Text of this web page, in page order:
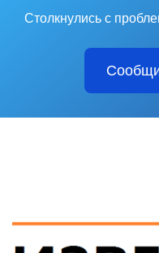
Столкнулись с